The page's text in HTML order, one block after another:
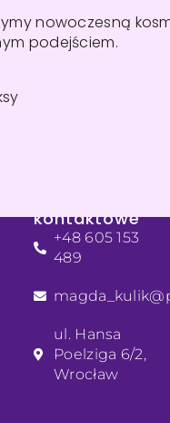
nowoczesną
podejściem.
kontaktowe
+48 605 153
489
ul. Hansa
Poelziga 6/2,
Wrocław